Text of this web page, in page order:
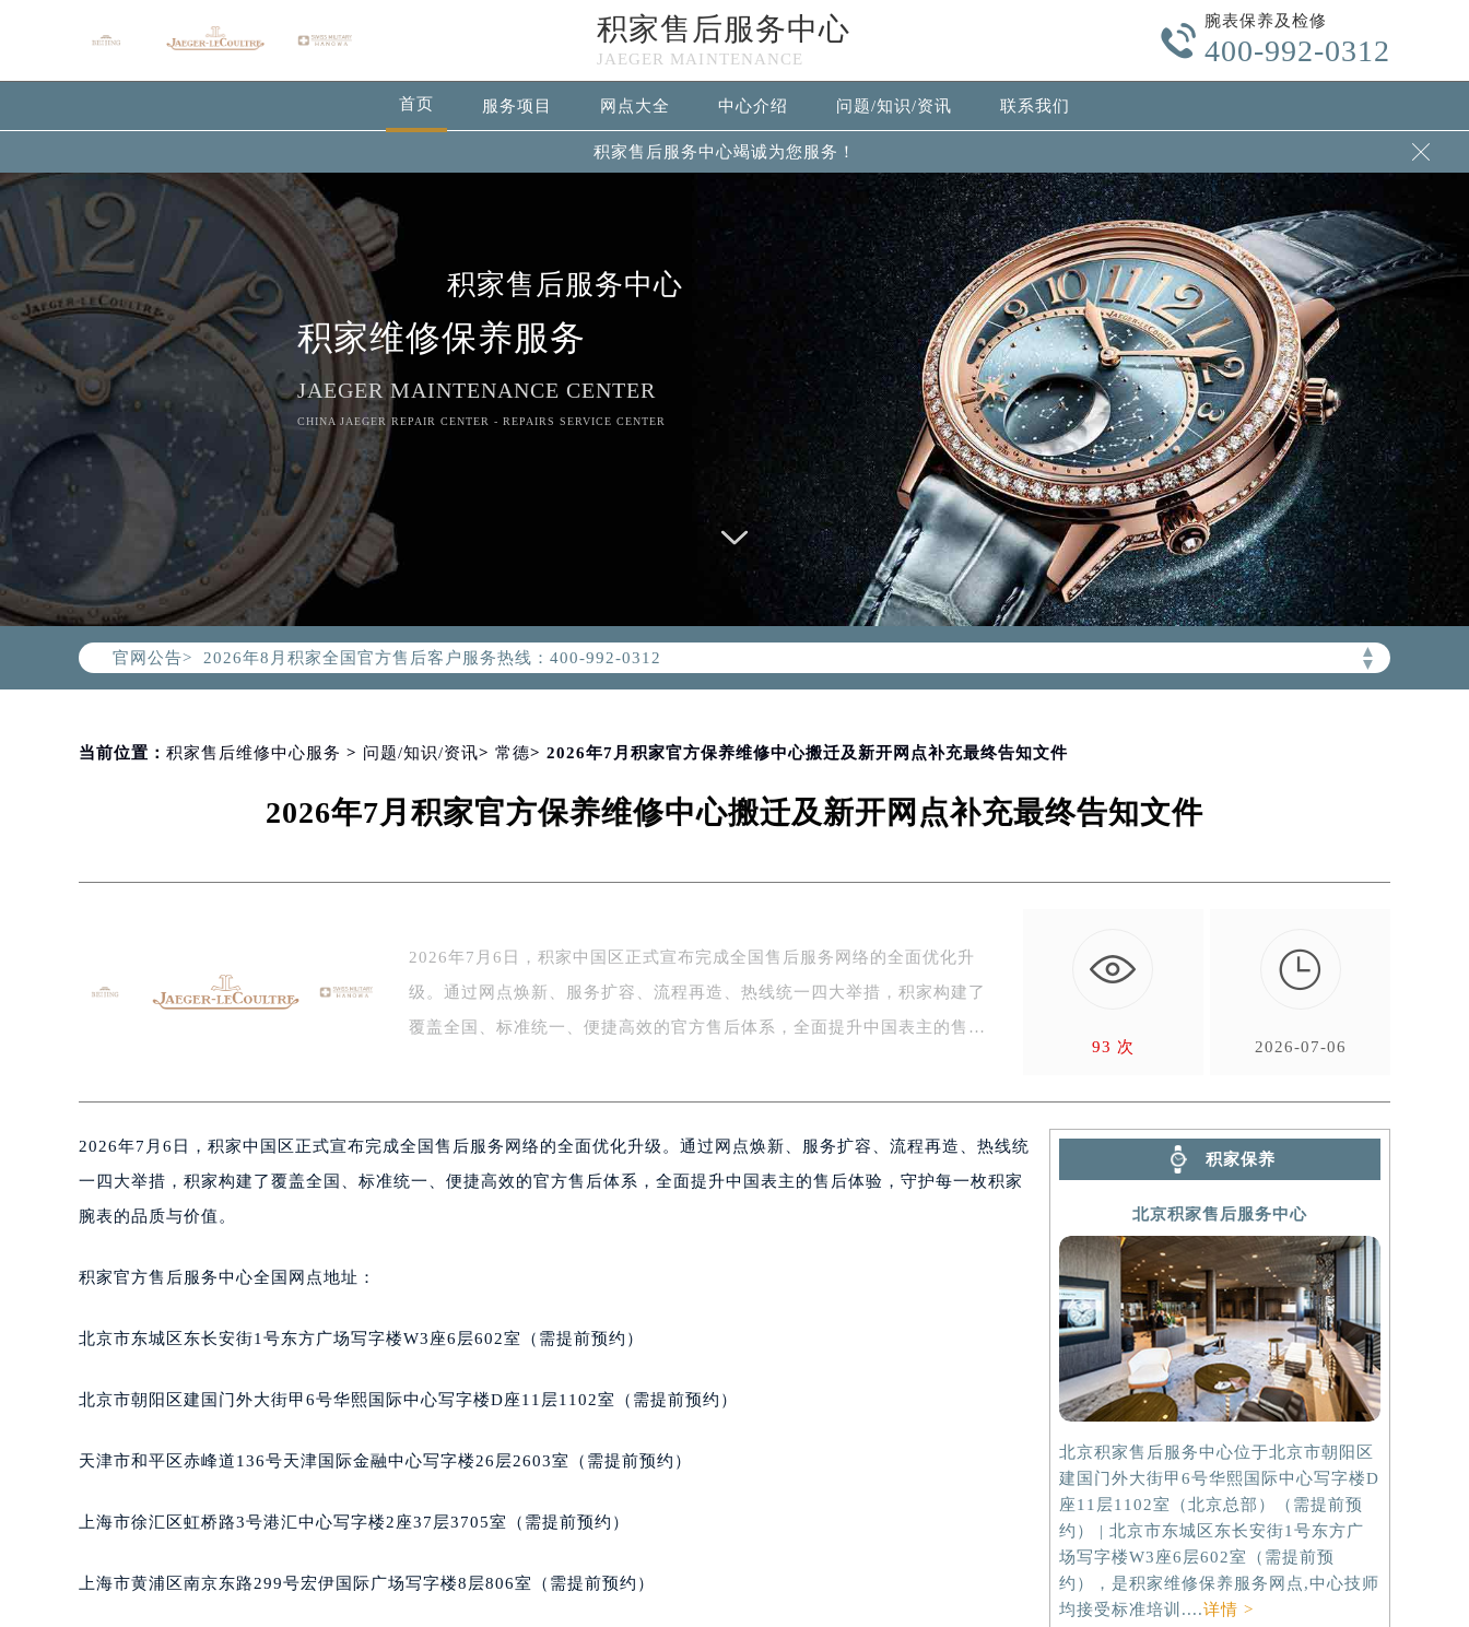
积家售后服务中心
JAEGER MAINTENANCE

腕表保养及检修
400-992-0312
首页 服务项目 网点大全 中心介绍 问题/知识/资讯 联系我们
积家售后服务中心竭诚为您服务！ 
积家售后服务中心
积家维修保养服务
JAEGER MAINTENANCE CENTER
CHINA JAEGER REPAIR CENTER - REPAIRS SERVICE CENTER
官网公告> ▲
▼
2026年8月积家中国区售后服务网络优化升级公告
2026年8月积家全国官方售后客户服务热线：400-992-0312
积家官方全国统一服务热线400-992-0312，服务覆盖中国大陆、香港、澳门、台湾全部区域（非大陆需加拨“+86”）
2026年8月积家售后服务中心最新网点地址：
北京市东城区东长安街1号东方广场写字楼W3座6层602室（需提前预约）
上海市徐汇区虹桥路3号港汇中心写字楼2座37层3705室（需提前预约）
扬州市邗江区国展路29号星耀天地写字楼1号楼18层1803室（需提前预约）
盐城市盐都区世纪大道5号盐城金融城写字楼1号楼16层1604室（需提前预约）
泰州市海陵区永定东路399号置地商务中心东塔写字楼（华润万象城）17层1706室（需提前预约）
绍兴市越城区胜利东路379号世茂天际中心写字楼8层805室（需提前预约）
嘉兴市南湖区广益路705号嘉兴世界贸易中心写字楼A座13层1304室（需提前预约）
南昌市红谷滩新区红谷中大道998号绿地双子塔（中央广场）A1座办公楼14层07室（需提前预约）
广州市天河区天河路230号万菱汇国际中心写字楼A塔7层704室（需提前预约）
深圳市罗湖区深南东路5001号华润大厦写字楼17层1701室（需提前预约）
厦门市思明区湖滨东路95号华润大厦写字楼B座11层1104室（需提前预约）
成都市锦江区人民东路6号SAC东原中心写字楼24层2406B室（需提前预约）
长沙市芙蓉区定王台街道建湘路393号世茂环球金融中心写字楼（芙蓉广场）10层13室（需提前预约）
太原市迎泽区解放路15号亨得利名表服务中心（品牌授权店）3层整层（需提前预约）
当前位置： 积家售后维修中心服务 > 问题/知识/资讯> 常德> 2026年7月积家官方保养维修中心搬迁及新开网点补充最终告知文件
2026年7月积家官方保养维修中心搬迁及新开网点补充最终告知文件
2026年7月6日，积家中国区正式宣布完成全国售后服务网络的全面优化升
级。通过网点焕新、服务扩容、流程再造、热线统一四大举措，积家构建了
覆盖全国、标准统一、便捷高效的官方售后体系，全面提升中国表主的售后
93 次

2026-07-06
2026年7月6日，积家中国区正式宣布完成全国售后服务网络的全面优化升级。通过网点焕新、服务扩容、流程再造、热线统
一四大举措，积家构建了覆盖全国、标准统一、便捷高效的官方售后体系，全面提升中国表主的售后体验，守护每一枚积家
腕表的品质与价值。
积家官方售后服务中心全国网点地址：
北京市东城区东长安街1号东方广场写字楼W3座6层602室（需提前预约）
北京市朝阳区建国门外大街甲6号华熙国际中心写字楼D座11层1102室（需提前预约）
天津市和平区赤峰道136号天津国际金融中心写字楼26层2603室（需提前预约）
上海市徐汇区虹桥路3号港汇中心写字楼2座37层3705室（需提前预约）
上海市黄浦区南京东路299号宏伊国际广场写字楼8层806室（需提前预约）
积家保养
北京积家售后服务中心
北京积家售后服务中心位于北京市朝阳区
建国门外大街甲6号华熙国际中心写字楼D
座11层1102室（北京总部）（需提前预
约） | 北京市东城区东长安街1号东方广
场写字楼W3座6层602室（需提前预
约），是积家维修保养服务网点,中心技师
均接受标准培训....详情 >